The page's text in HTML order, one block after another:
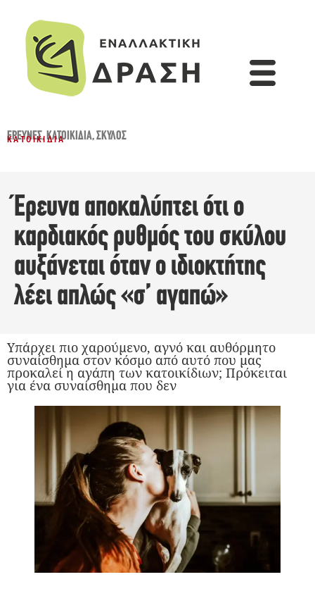
ΈΡΕΥΝΕΣ,ΚΑΤΟΙΚΊΔΙΑ,ΣΚΎΛΟΣ
ΚΑΤΟΙΚΊΔΙΑ
Έρευνα αποκαλύπτει ότι ο
καρδιακός ρυθμός του σκύλου
αυξάνεται όταν ο ιδιοκτήτης
λέει απλώς «σ’ αγαπώ»
Υπάρχει πιο χαρούμενο, αγνό και αυθόρμητο
συναίσθημα στον κόσμο από αυτό που μας
προκαλεί η αγάπη των κατοικίδιων; Πρόκειται
για ένα συναίσθημα που δεν